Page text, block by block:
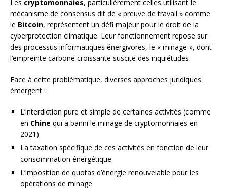
Les cryptomonnaies, particulièrement celles utilisant le
mécanisme de consensus dit de « preuve de travail » comme
le Bitcoin, représentent un défi majeur pour le droit de la
cyberprotection climatique. Leur fonctionnement repose sur
des processus informatiques énergivores, le « minage », dont
l’empreinte carbone croissante suscite des inquiétudes.
Face à cette problématique, diverses approches juridiques
émergent :
L’interdiction pure et simple de certaines activités (comme
en Chine qui a banni le minage de cryptomonnaies en
2021)
La taxation spécifique de ces activités en fonction de leur
consommation énergétique
L’imposition de quotas d’énergie renouvelable pour les
opérations de minage